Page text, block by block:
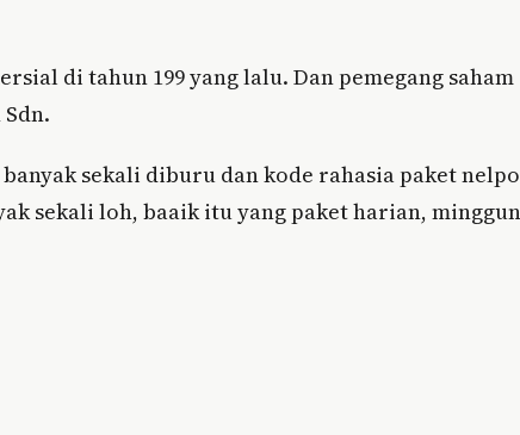
di tahun 199 yang lalu. Dan pemegang
sekali diburu dan kode rahasia paket
sekali loh, baaik itu yang paket harian,